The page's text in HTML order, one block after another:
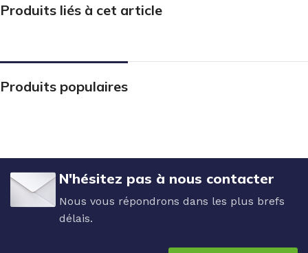
Produits liés à cet article
Produits populaires
N'hésitez pas à nous contacter
Nous vous répondrons dans les plus brefs
délais.